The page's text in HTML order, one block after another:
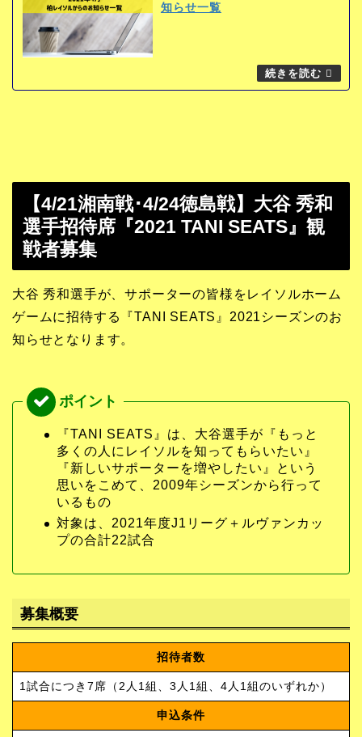
知らせ一覧
【4/21湘南戦･4/24徳島戦】大谷 秀和
選手招待席『2021 TANI SEATS』観
戦者募集
大谷 秀和選手が、サポーターの皆様をレイソルホーム
ゲームに招待する『TANI SEATS』2021シーズンのお
知らせとなります。
『TANI SEATS』は、大谷選手が『もっと
多くの人にレイソルを知ってもらいたい』
『新しいサポーターを増やしたい』という
思いをこめて、2009年シーズンから行って
いるもの
対象は、2021年度J1リーグ＋ルヴァンカッ
プの合計22試合
募集概要
招待者数
1試合につき7席（2人1組、3人1組、4人1組のいずれか）
申込条件